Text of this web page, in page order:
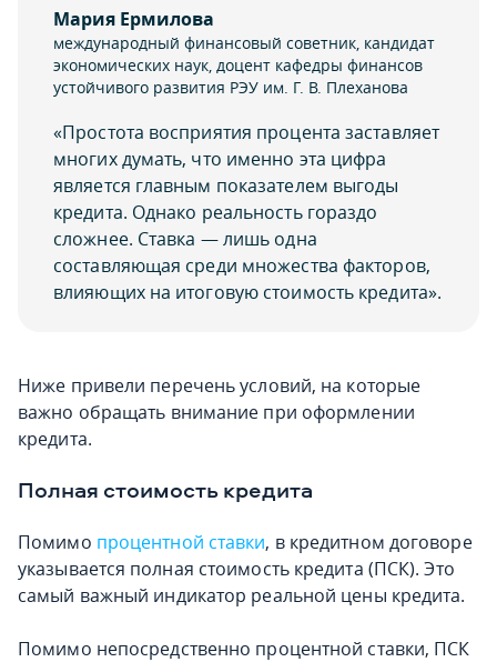
Мария Ермилова
международный финансовый советник, кандидат
экономических наук, доцент кафедры финансов
устойчивого развития РЭУ им. Г. В. Плеханова
«Простота восприятия процента заставляет
многих думать, что именно эта цифра
является главным показателем выгоды
кредита. Однако реальность гораздо
сложнее. Ставка — лишь одна
составляющая среди множества факторов,
влияющих на итоговую стоимость кредита».
Ниже привели перечень условий, на которые
важно обращать внимание при оформлении
кредита.
Полная стоимость кредита
Помимо процентной ставки, в кредитном договоре
указывается полная стоимость кредита (ПСК). Это
самый важный индикатор реальной цены кредита.
Помимо непосредственно процентной ставки, ПСК